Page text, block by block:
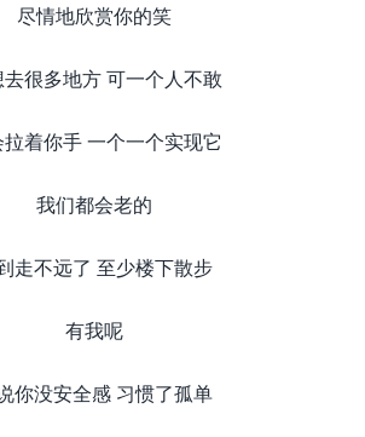
尽情地欣赏你的笑
很多地方 可一个人不敢
着你手 一个一个实现它
我们都会老的
走不远了 至少楼下散步
有我呢
你没安全感 习惯了孤单